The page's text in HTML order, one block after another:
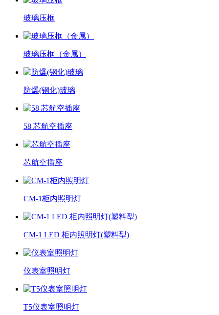
玻璃压框
玻璃压框（金属）
防爆(钢化)玻璃
58 芯航空插座
芯航空插座
CM-1柜内照明灯
CM-1 LED 柜内照明灯(塑料型)
仪表室照明灯
T5仪表室照明灯